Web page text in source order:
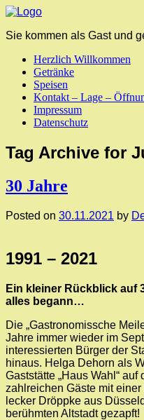
Sie kommen als Gast und
Herzlich Willkommen
Getränke
Speisen
Kontakt – Lage –
Impressum
Datenschutz
Tag Archive for
30 Jahre
Posted on 30.11.2021 by
1991 – 2021
Ein kleiner Rückblick auf
alles begann…
Die „Gastronomissche
Jahre immer wieder im
interessierten Bürger der
hinaus. Helga Dehorn als
Gaststätte „Haus Wahl“
zahlreichen Gäste mit
lecker Dröppke aus
berühmten Altstadt gezapft!